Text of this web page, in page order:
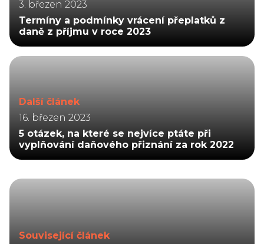
3. březen 2023
Termíny a podmínky vrácení přeplatků z
daně z příjmu v roce 2023
Další článek
16. březen 2023
5 otázek, na které se nejvíce ptáte při
vyplňování daňového přiznání za rok 2022
Související článek